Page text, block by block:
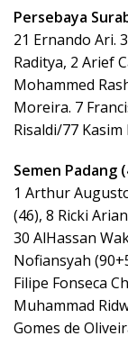
Persebaya
21 Ernando Ari.
Raditya, 2 Arief
Mohammed
Moreira. 7
Risaldi/77
Semen Padang
1 Arthur
(46), 8 Ricki
30 AlHassan
Nofiansyah
Filipe Fonseca
Muhammad
Gomes de